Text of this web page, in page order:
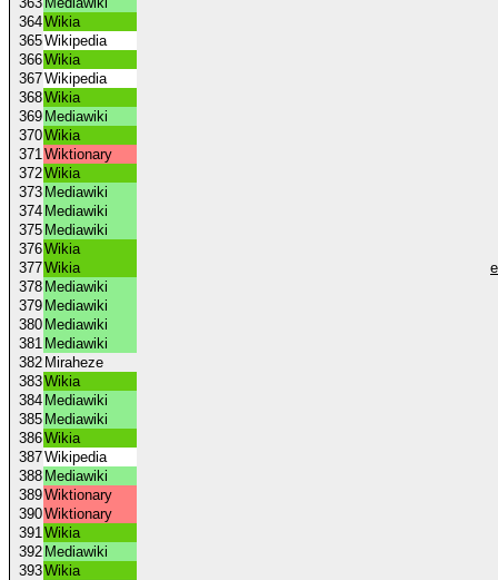
364Wikia
365Wikipedia
366Wikia
367Wikipedia
368Wikia
369 Mediawiki
370Wikia
371Wiktionary
372Wikia
373 Mediawiki
374 Mediawiki
375 Mediawiki
376Wikia
377Wikia
378 Mediawiki
379 Mediawiki
380 Mediawiki
381 Mediawiki
382 Miraheze
383Wikia
384 Mediawiki
385 Mediawiki
386Wikia
387Wikipedia
388 Mediawiki
389Wiktionary
390Wiktionary
391Wikia
392 Mediawiki
393Wikia